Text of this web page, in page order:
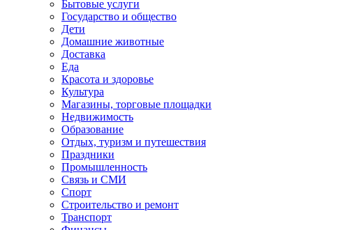
Бытовые услуги
Государство и общество
Дети
Домашние животные
Доставка
Еда
Красота и здоровье
Культура
Магазины, торговые площадки
Недвижимость
Образование
Отдых, туризм и путешествия
Праздники
Промышленность
Связь и СМИ
Спорт
Строительство и ремонт
Транспорт